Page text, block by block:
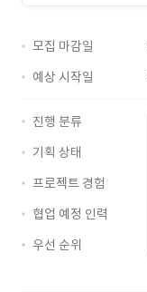
모집 마감일
예상 시작일
진행 분류
기획 상태
프로젝트 경험
협업 예정 인력
우선 순위